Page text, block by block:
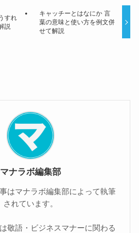
すれ
説
キャッチーとはなにか 言
葉の意味と使い方を例文併
せて解説
マナラボ編集部
はマナラボ編集部によって執筆
されています。
敬語・ビジネスマナーに関わる